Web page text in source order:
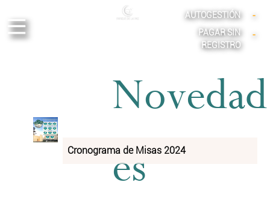
AUTOGESTIÓN -
PAGAR SIN
REGISTRO
-
Novedad
es
Cronograma de Misas 2024